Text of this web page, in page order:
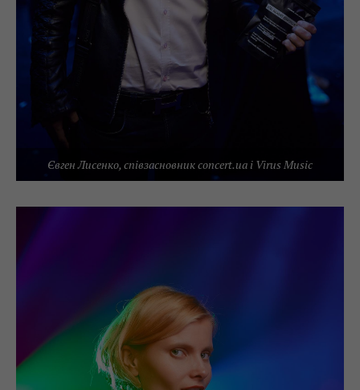
Євген Лисенко, співзасновник concert.ua і Virus Music